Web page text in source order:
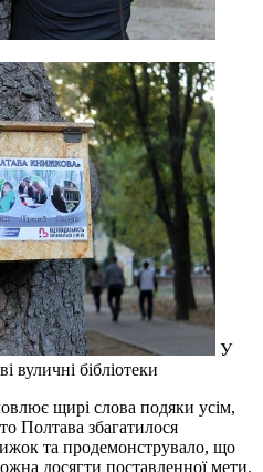
У
вуличні бібліотеки
щирі слова подяки усім,
Полтава збагатилося
та продемонструвало, що
досягти поставленної мети.